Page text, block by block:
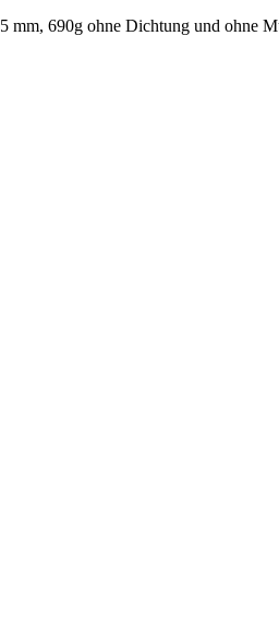
mm, 690g ohne Dichtung und ohne